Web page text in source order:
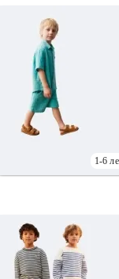
1-6